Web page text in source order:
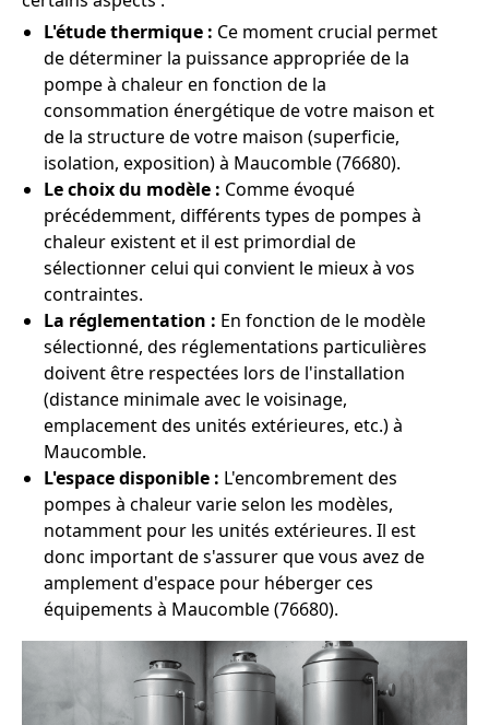
L'étude thermique : Ce moment crucial permet
de déterminer la puissance appropriée de la
pompe à chaleur en fonction de la
consommation énergétique de votre maison et
de la structure de votre maison (superficie,
isolation, exposition) à Maucomble (76680).
Le choix du modèle : Comme évoqué
précédemment, différents types de pompes à
chaleur existent et il est primordial de
sélectionner celui qui convient le mieux à vos
contraintes.
La réglementation : En fonction de le modèle
sélectionné, des réglementations particulières
doivent être respectées lors de l'installation
(distance minimale avec le voisinage,
emplacement des unités extérieures, etc.) à
Maucomble.
L'espace disponible : L'encombrement des
pompes à chaleur varie selon les modèles,
notamment pour les unités extérieures. Il est
donc important de s'assurer que vous avez de
amplement d'espace pour héberger ces
équipements à Maucomble (76680).